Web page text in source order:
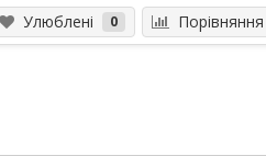
Улюблені 0